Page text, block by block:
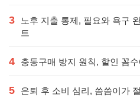
3
노후 지출 통제, 필요와 욕구
트
4 충동구매 방지 원칙, 할인 꼼
5 은퇴 후 소비 심리, 씀씀이가